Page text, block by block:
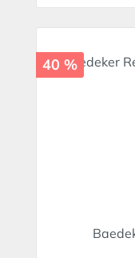
40 %